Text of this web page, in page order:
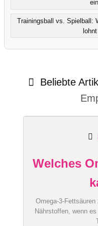
Beliebte
Welches
Omega-3-
Nährstoffen, wenn
Trainingsball vs. Spielball: